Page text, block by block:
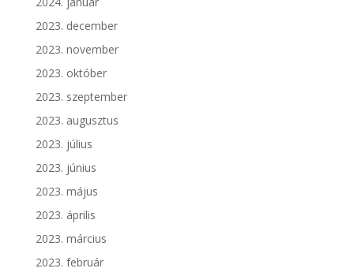
2023. december
2023. november
2023. október
2023. szeptember
2023. augusztus
2023. július
2023. június
2023. május
2023. április
2023. március
2023. február